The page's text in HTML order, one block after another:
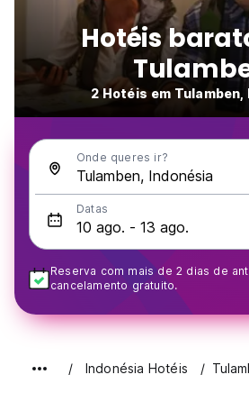
Hotéis
2 Hotéis em Tulamben,
Onde queres ir?
Datas
Reserva com mais de 2 dias de
cancelamento gratuito.
Indonésia Hotéis